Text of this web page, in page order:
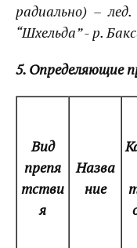
радиально) –
“Шхельда” - р.
5. Определяющие
Вид
препя
тстви
я
Назва
ние